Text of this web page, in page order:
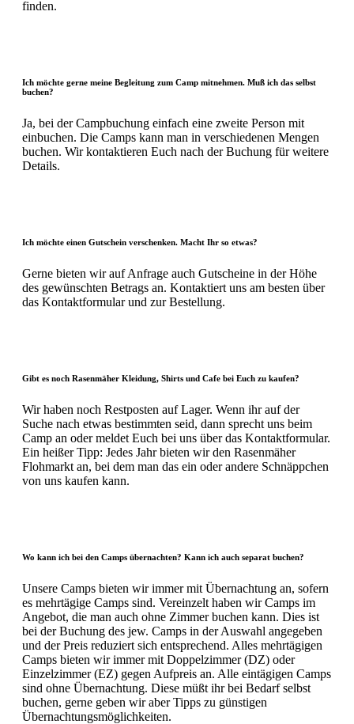
finden.
Ich möchte gerne meine Begleitung zum Camp mitnehmen. Muß ich das selbst
buchen?
Ja, bei der Campbuchung einfach eine zweite Person mit
einbuchen. Die Camps kann man in verschiedenen Mengen
buchen. Wir kontaktieren Euch nach der Buchung für weitere
Details.
Ich möchte einen Gutschein verschenken. Macht Ihr so etwas?
Gerne bieten wir auf Anfrage auch Gutscheine in der Höhe
des gewünschten Betrags an. Kontaktiert uns am besten über
das Kontaktformular und zur Bestellung.
Gibt es noch Rasenmäher Kleidung, Shirts und Cafe bei Euch zu kaufen?
Wir haben noch Restposten auf Lager. Wenn ihr auf der
Suche nach etwas bestimmten seid, dann sprecht uns beim
Camp an oder meldet Euch bei uns über das Kontaktformular.
Ein heißer Tipp: Jedes Jahr bieten wir den Rasenmäher
Flohmarkt an, bei dem man das ein oder andere Schnäppchen
von uns kaufen kann.
Wo kann ich bei den Camps übernachten? Kann ich auch separat buchen?
Unsere Camps bieten wir immer mit Übernachtung an, sofern
es mehrtägige Camps sind. Vereinzelt haben wir Camps im
Angebot, die man auch ohne Zimmer buchen kann. Dies ist
bei der Buchung des jew. Camps in der Auswahl angegeben
und der Preis reduziert sich entsprechend. Alles mehrtägigen
Camps bieten wir immer mit Doppelzimmer (DZ) oder
Einzelzimmer (EZ) gegen Aufpreis an. Alle eintägigen Camps
sind ohne Übernachtung. Diese müßt ihr bei Bedarf selbst
buchen, gerne geben wir aber Tipps zu günstigen
Übernachtungsmöglichkeiten.